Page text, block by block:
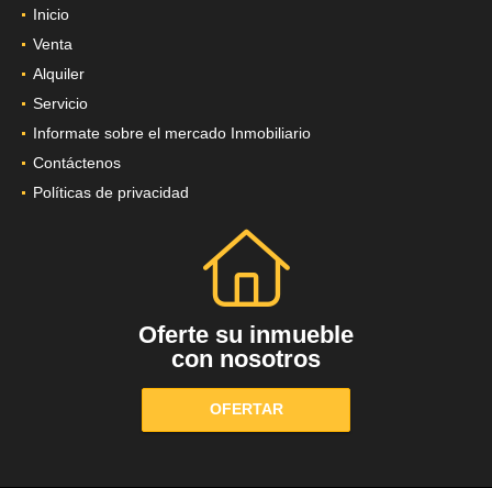
Inicio
Venta
Alquiler
Servicio
Informate sobre el mercado Inmobiliario
Contáctenos
Políticas de privacidad
Oferte su inmueble
con nosotros
OFERTAR